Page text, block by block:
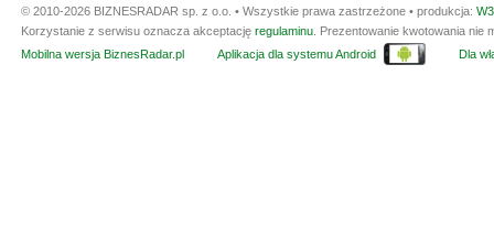
© 2010-2026 BIZNESRADAR sp. z o.o. • Wszystkie prawa zastrzeżone • produkcja:
Korzystanie z serwisu oznacza akceptację regulaminu . Prezentowanie kwotowania
Mobilna wersja BiznesRadar.pl
Aplikacja dla systemu Android Dla